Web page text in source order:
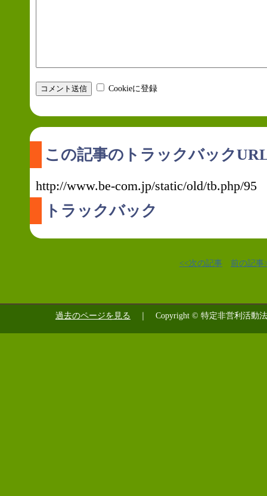
Cookieに登録
この記事のトラックバック
http://www.be-com.jp/static/old/tb.php/95
トラックバック
<<次の記事 前の記事
過去のページを見る ｜ Copyright © 特定非営利活動法